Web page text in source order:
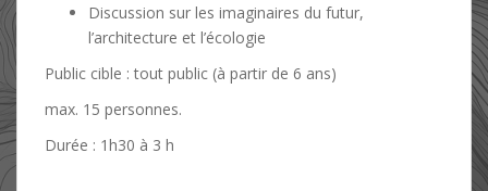
Discussion sur les imaginaires du futur,
l’architecture et l’écologie
Public cible : tout public (à partir de 6 ans)
max. 15 personnes.
Durée : 1h30 à 3 h